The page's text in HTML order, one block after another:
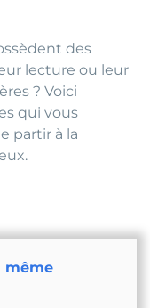
des
lecture ou leur
? Voici
qui vous
partir à la
même